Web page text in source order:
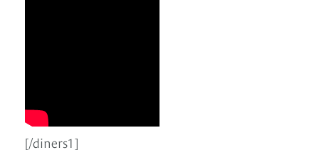
[/diners1]